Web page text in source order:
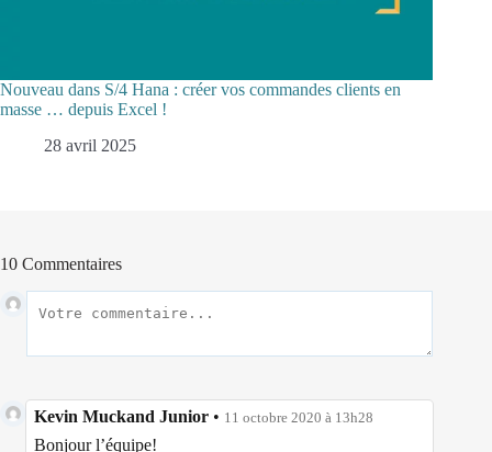
Nouveau dans S/4 Hana : créer vos commandes clients en
masse … depuis Excel !
28 avril 2025
10 Commentaires
Kevin Muckand Junior • 11 octobre 2020 à 13h28
Bonjour l’équipe!